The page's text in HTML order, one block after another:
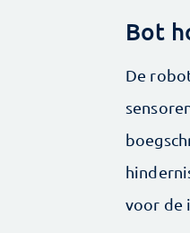
Bot
De
voor de